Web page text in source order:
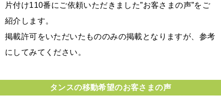
片付け110番にご依頼いただきました”お客さまの声”をご
紹介します。
掲載許可をいただいたもののみの掲載となりますが、参考
にしてみてください。
タンスの移動希望のお客さまの声